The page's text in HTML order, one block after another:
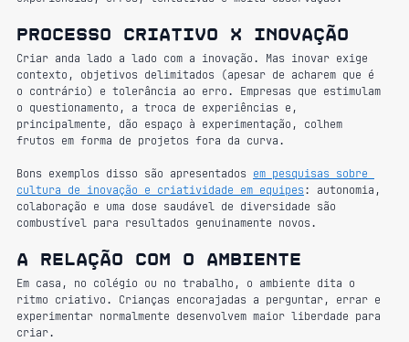
Processo criativo x inovação
Criar anda lado a lado com a inovação. Mas inovar exige
contexto, objetivos delimitados (apesar de acharem que é
o contrário) e tolerância ao erro. Empresas que estimulam
o questionamento, a troca de experiências e,
principalmente, dão espaço à experimentação, colhem
frutos em forma de projetos fora da curva.
Bons exemplos disso são apresentados em pesquisas sobre
cultura de inovação e criatividade em equipes: autonomia,
colaboração e uma dose saudável de diversidade são
combustível para resultados genuinamente novos.
A relação com o ambiente
Em casa, no colégio ou no trabalho, o ambiente dita o
ritmo criativo. Crianças encorajadas a perguntar, errar e
experimentar normalmente desenvolvem maior liberdade para
criar.